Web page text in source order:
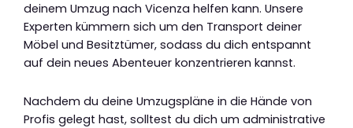
deinem Umzug nach Vicenza helfen kann. Unsere
Experten kümmern sich um den Transport deiner
Möbel und Besitztümer, sodass du dich entspannt
auf dein neues Abenteuer konzentrieren kannst.
Nachdem du deine Umzugspläne in die Hände von
Profis gelegt hast, solltest du dich um administrative